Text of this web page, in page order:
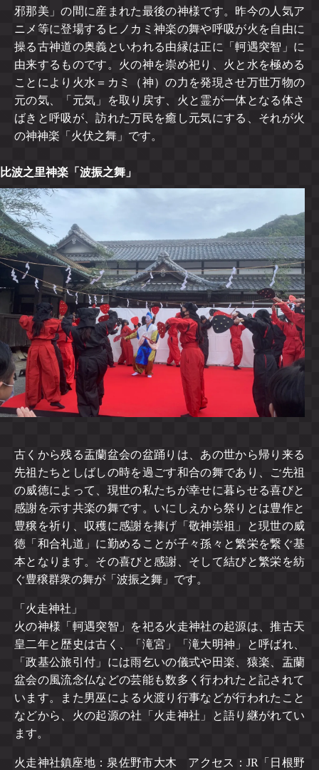
邪那美」の間に産まれた最後の神様です。昨今の人気ア
ニメ等に登場するヒノカミ神楽の舞や呼吸が火を自由に
操る古神道の奥義といわれる由縁は正に「軻遇突智」に
由来するものです。火の神を崇め祀り、火と水を極める
ことにより火水＝カミ（神）の力を発現させ万世万物の
元の気、「元気」を取り戻す、火と霊が一体となる体さ
ばきと呼吸が、訪れた万民を癒し元気にする、それが火
の神神楽「火伏之舞」です。
比波之里神楽「波振之舞」
古くから残る盂蘭盆会の盆踊りは、あの世から帰り来る
先祖たちとしばしの時を過ごす和合の舞であり、ご先祖
の威徳によって、現世の私たちが幸せに暮らせる喜びと
感謝を示す共楽の舞です。いにしえから祭りとは豊作と
豊穣を祈り、収穫に感謝を捧げ「敬神崇祖」と現世の威
徳「和合礼道」に勤めることが子々孫々と繁栄を繋ぐ基
本となります。その喜びと感謝、そして結びと繁栄を紡
ぐ豊穣群衆の舞が「波振之舞」です。
「火走神社」
火の神様「軻遇突智」を祀る火走神社の起源は、推古天
皇二年と歴史は古く、「滝宮」「滝大明神」と呼ばれ、
「政基公旅引付」には雨乞いの儀式や田楽、猿楽、盂蘭
盆会の風流念仏などの芸能も数多く行われたと記されて
います。また男巫による火渡り行事などが行われたこと
などから、火の起源の社「火走神社」と語り継がれてい
ます。
火走神社鎮座地：泉佐野市大木 アクセス：JR「日根野